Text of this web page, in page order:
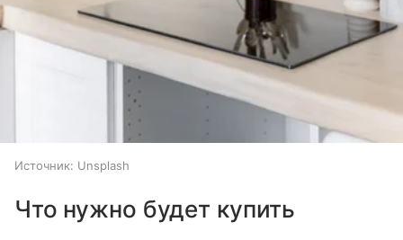
Источник: Unsplash
Что нужно будет купить